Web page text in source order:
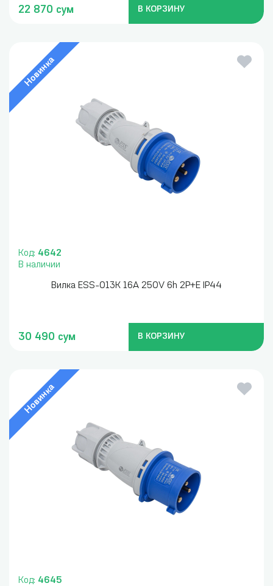
22 870 сум В КОРЗИНУ
Новинка
Код: 4642
В наличии
Вилка ESS-013K 16A 250V 6h 2P+E IP44
30 490 сум В КОРЗИНУ
Новинка
Код: 4645